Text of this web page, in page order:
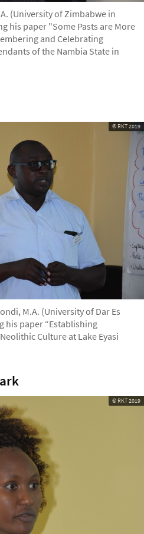
(University of Zimbabwe in
his paper "Some Pasts are More
and Celebrating
of the Nambia State in
© RKT 2019
M.A. (University of Dar Es
his paper “Establishing
Culture at Lake Eyasi
© RKT 2019